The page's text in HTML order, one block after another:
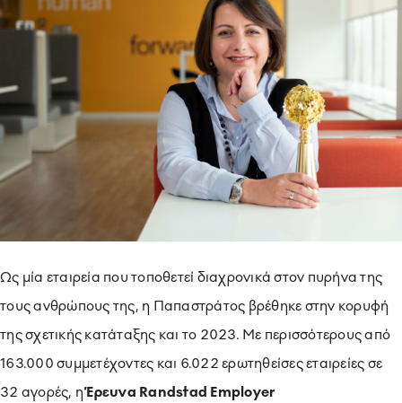
ΥΠΟΔΕΙΓΜΑΤΙΚΗ ΛΕΙΤΟΥΡΓΙΑ
ΕΡΓΑZOMΕΝΟΙ & ΣΥΝΕΡΓΑΤΕΣ
ΠΕΡΙΒΑΛΛΟΝ
ΚΟΙΝΩΝΙA
Ως μία εταιρεία που τοποθετεί διαχρονικά στον πυρήνα της
τους ανθρώπους της, η Παπαστράτος βρέθηκε στην κορυφή
της σχετικής κατάταξης και το 2023. Με περισσότερους από
163.000 συμμετέχοντες και 6.022 ερωτηθείσες εταιρείες σε
32 αγορές, ηΈρευνα Randstad Employer